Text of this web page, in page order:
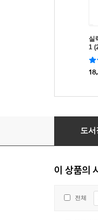
실
1
블랙라벨
도서
이 상품의
전체